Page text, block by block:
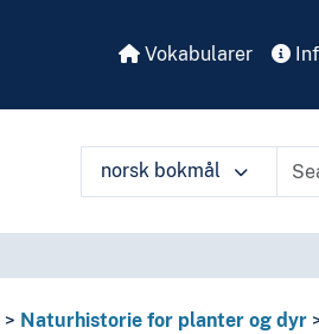
Vokabularer
norsk bokmål
Naturhistorie for planter og dyr